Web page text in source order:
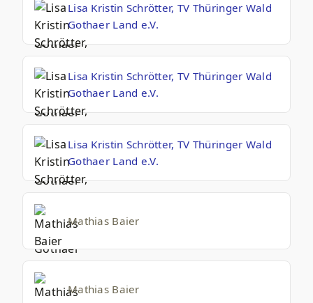
Lisa Kristin Schrötter, TV Thüringer Wald
Gothaer Land e.V.
Lisa Kristin Schrötter, TV Thüringer Wald
Gothaer Land e.V.
Lisa Kristin Schrötter, TV Thüringer Wald
Gothaer Land e.V.
Mathias Baier
Mathias Baier